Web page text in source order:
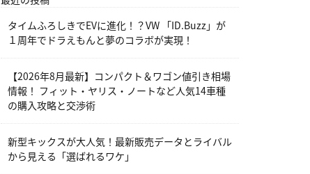
タイムふろしきでEVに進化！？VW 「ID.Buzz」が
１周年でドラえもんと夢のコラボが実現！
【2026年8月最新】コンパクト＆ワゴン値引き相場
情報！ フィット・ヤリス・ノートなど人気14車種
の購入攻略と交渉術
新型キックスが大人気！最新販売データとライバル
から見える「選ばれるワケ」